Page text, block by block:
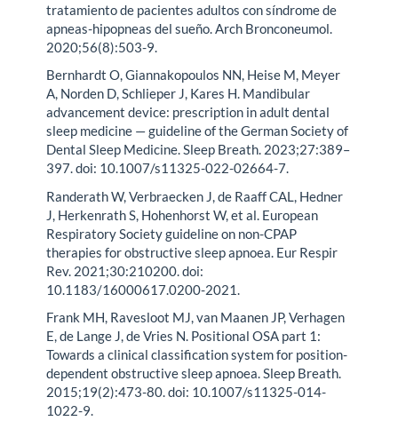
tratamiento de pacientes adultos con síndrome de
apneas-hipopneas del sueño. Arch Bronconeumol.
2020;56(8):503-9.
Bernhardt O, Giannakopoulos NN, Heise M, Meyer
A, Norden D, Schlieper J, Kares H. Mandibular
advancement device: prescription in adult dental
sleep medicine — guideline of the German Society of
Dental Sleep Medicine. Sleep Breath. 2023;27:389–
397. doi: 10.1007/s11325-022-02664-7.
Randerath W, Verbraecken J, de Raaff CAL, Hedner
J, Herkenrath S, Hohenhorst W, et al. European
Respiratory Society guideline on non-CPAP
therapies for obstructive sleep apnoea. Eur Respir
Rev. 2021;30:210200. doi:
10.1183/16000617.0200-2021.
Frank MH, Ravesloot MJ, van Maanen JP, Verhagen
E, de Lange J, de Vries N. Positional OSA part 1:
Towards a clinical classification system for position-
dependent obstructive sleep apnoea. Sleep Breath.
2015;19(2):473-80. doi: 10.1007/s11325-014-
1022-9.